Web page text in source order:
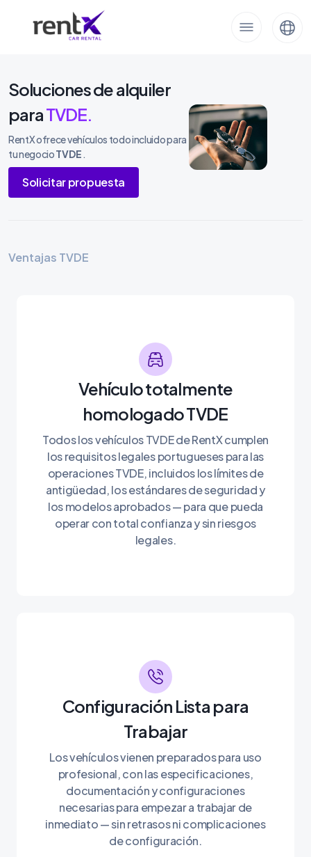
Soluciones de alquiler
paraTVDE.
RentX ofrece vehículos todo incluido para
tu negocioTVDE .
Solicitar propuesta
Ventajas TVDE
Vehículo totalmente
homologado TVDE
Todos los vehículos TVDE de RentX cumplen
los requisitos legales portugueses para las
operaciones TVDE, incluidos los límites de
antigüedad, los estándares de seguridad y
los modelos aprobados — para que pueda
operar con total confianza y sin riesgos
legales.
Configuración Lista para
Trabajar
Los vehículos vienen preparados para uso
profesional, con las especificaciones,
documentación y configuraciones
necesarias para empezar a trabajar de
inmediato — sin retrasos ni complicaciones
de configuración.